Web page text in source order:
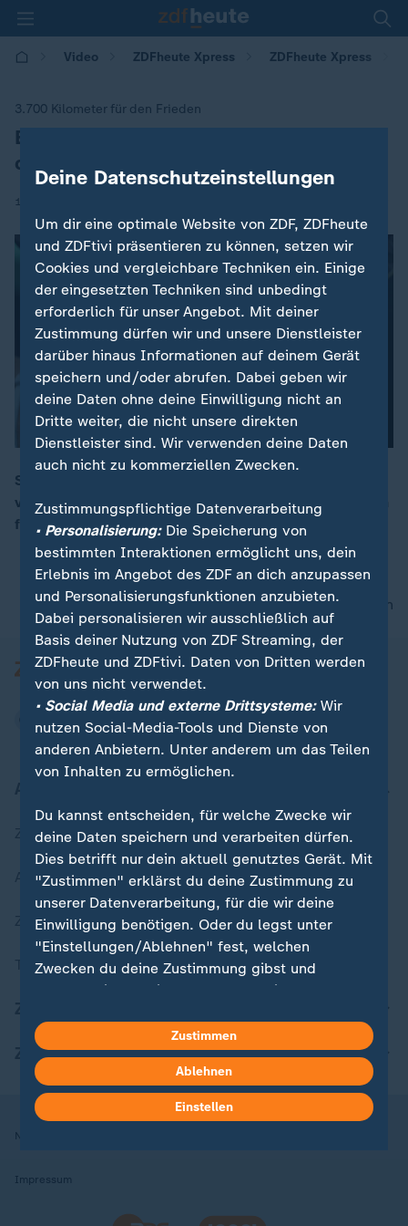
Video ZDFheute Xpress ZDFheute Xpress
3.700 Kilometer für den Frieden
:Buddhistische Mönche wandern durch
die USA
16.01.2026 | 14:00
00:15
Seit Oktober sind rund zwei Dutzend Mönche zu Fuß
von Texas nach Washington unterwegs, um ein Zeichen
für Frieden und Zusammenhalt zu setzen.
nach oben
Zuletzt veröffentlicht
Aktuelle Sendungs-Videos
ZDFheute Stories
Themen im Überblick
ZDFheute Apps
Nutzungsbedingungen
Impressum
Deine Datenschutzeinstellungen
Um dir eine optimale Website von ZDF, ZDFheute
und ZDFtivi präsentieren zu können, setzen wir
Cookies und vergleichbare Techniken ein. Einige
der eingesetzten Techniken sind unbedingt
erforderlich für unser Angebot. Mit deiner
Zustimmung dürfen wir und unsere Dienstleister
darüber hinaus Informationen auf deinem Gerät
speichern und/oder abrufen. Dabei geben wir
deine Daten ohne deine Einwilligung nicht an
Dritte weiter, die nicht unsere direkten
Dienstleister sind. Wir verwenden deine Daten
auch nicht zu kommerziellen Zwecken.
Zustimmungspflichtige Datenverarbeitung
• Personalisierung:Die Speicherung von
bestimmten Interaktionen ermöglicht uns, dein
Erlebnis im Angebot des ZDF an dich anzupassen
und Personalisierungsfunktionen anzubieten.
Dabei personalisieren wir ausschließlich auf
Basis deiner Nutzung von ZDF Streaming, der
ZDFheute und ZDFtivi. Daten von Dritten werden
von uns nicht verwendet.
• Social Media und externe Drittsysteme:Wir
nutzen Social-Media-Tools und Dienste von
anderen Anbietern. Unter anderem um das Teilen
von Inhalten zu ermöglichen.
Du kannst entscheiden, für welche Zwecke wir
deine Daten speichern und verarbeiten dürfen.
Dies betrifft nur dein aktuell genutztes Gerät. Mit
"Zustimmen" erklärst du deine Zustimmung zu
unserer Datenverarbeitung, für die wir deine
Einwilligung benötigen. Oder du legst unter
"Einstellungen/Ablehnen" fest, welchen
Zwecken du deine Zustimmung gibst und
welchen nicht. Deine Datenschutzeinstellungen
in deinen Einstellungen widerrufen oder ändern.
Hier findest du das Impressum.
Weitere Informationen findest du in unserer
Datenschutzerklärung.
Zustimmen
Ablehnen
Einstellen